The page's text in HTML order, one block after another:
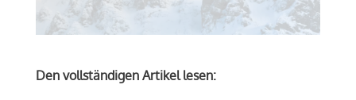
Den vollständigen Artikel lesen: